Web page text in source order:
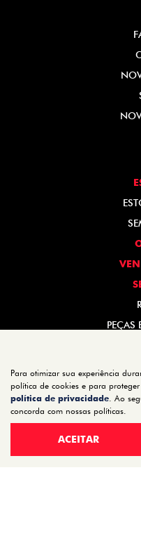
PEÇAS
Para otimizar sua experiência
política de cookies e para
política de privacidade. Ao
concorda com nossas políticas.
ACEITAR